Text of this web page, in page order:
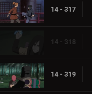
14 - 317
14 - 318
14 - 319